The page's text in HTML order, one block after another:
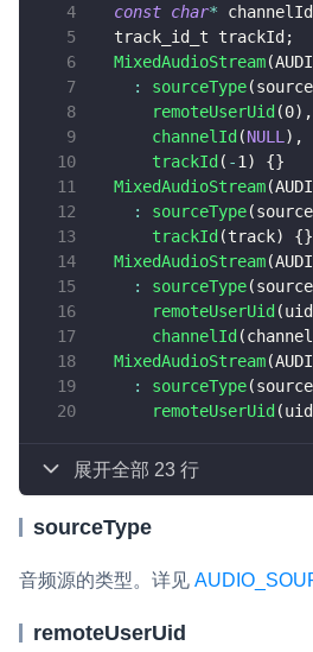
融合 CDN 直播
对接国内外多家 CDN 供应商，提供
CDN 直播方案
媒体流加速
为智能硬件提供优质的媒体流传输
物的实时互动连接
实时互动扩展能力
实时转录翻译
快速实现实时的语音转写功能
实现智能硬件和微信小程序之间的实
Status Page
Flutter
React Native
Unreal (C++)
Unreal (Blueprint)
React
const char* channelId
  track_id_t trackId
;
MixedAudioStream(
:
sourceType(source
remoteUserUid (0) ,
channelId (NULL ) ,
trackId ( -1 ) {}
MixedAudioStream(
:
sourceType(source
trackId (track) {}
MixedAudioStream(
:
sourceType(source
remoteUserUid (uid
channelId (channel
MixedAudioStream(
:
sourceType(source
remoteUserUid (uid
展开全部 23 行
sourceType
音频源的类型。详见
remoteUserUid